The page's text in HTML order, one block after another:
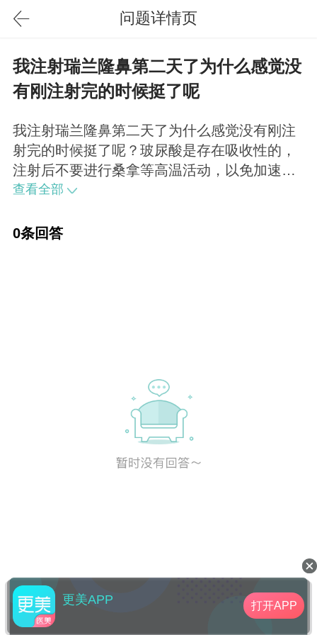
问题详情页
我注射瑞兰隆鼻第二天了为什么感觉没
有刚注射完的时候挺了呢
我注射瑞兰隆鼻第二天了为什么感觉没有刚注
射完的时候挺了呢？玻尿酸是存在吸收性的，
注射后不要进行桑拿等高温活动，以免加速玻
尿酸的流失。注射玻尿酸后，会有一段的肿胀
你自己的心理作用。现在不用过于担心，如果
查看全部
0条回答
更美APP 打开APP